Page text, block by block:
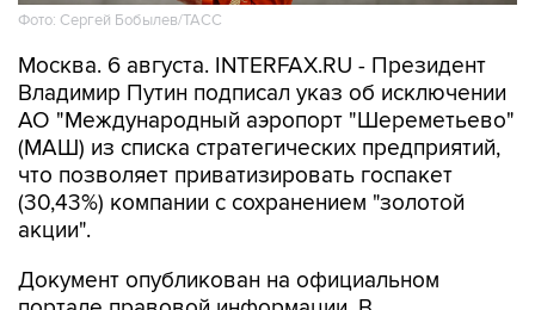
Москва. 6 августа. INTERFAX.RU - Президент
АО "Международный аэропорт "Шереметьево"
(МАШ) из списка стратегических предприятий,
что позволяет приватизировать госпакет
(30,43%) компании с сохранением "золотой
акции".
Документ опубликован на официальном
соответствии с ним правительство должно